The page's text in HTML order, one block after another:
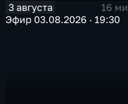
3 августа
16
Эфир 03.08.2026 · 19:30